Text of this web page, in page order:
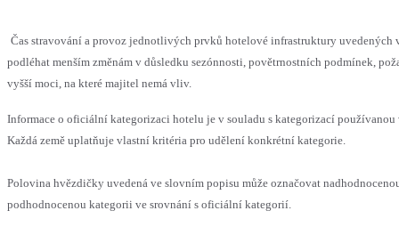
Čas stravování a provoz jednotlivých prvků hotelové infrastruktury uvedených
podléhat menším změnám v důsledku sezónnosti, povětrnostních podmínek,
vyšší moci, na které majitel nemá vliv.
Informace o oficiální kategorizaci hotelu je v souladu s kategorizací používanou
Každá země uplatňuje vlastní kritéria pro udělení konkrétní kategorie.
Polovina hvězdičky uvedená ve slovním popisu může označovat
podhodnocenou kategorii ve srovnání s oficiální kategorií.